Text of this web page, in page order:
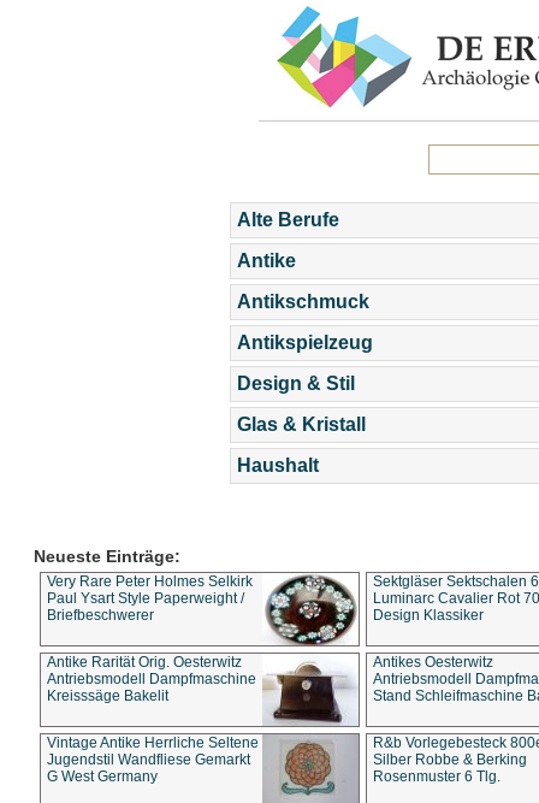
Alte Berufe
Antike
Antikschmuck
Antikspielzeug
Design & Stil
Glas & Kristall
Haushalt
Neueste Einträge:
Very Rare Peter Holmes Selkirk
Paul Ysart Style Paperweight /
Briefbeschwerer
Sektgläser Sektschalen
Luminarc Cavalier Rot
Design Klassiker
Antike Rarität Orig. Oesterwitz
Antriebsmodell Dampfmaschine
Kreisssäge Bakelit
Antikes Oesterwitz
Antriebsmodell
Stand Schleifmaschine
Vintage Antike Herrliche Seltene
Jugendstil Wandfliese Gemarkt
G West Germany
R&b Vorlegebesteck
Silber Robbe & Berking
Rosenmuster 6 Tlg.